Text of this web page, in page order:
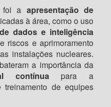
foi a apresentação de
à área, como o uso
dados e inteligência
riscos e aprimoramento
instalações nucleares.
a importância da
contínua para a
de equipes